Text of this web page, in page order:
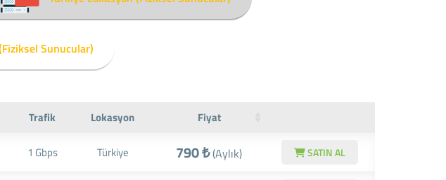
Sunucular)
Trafik Lokasyon Fiyat
1 Gbps Türkiye 790 ₺(Aylık) SATIN AL